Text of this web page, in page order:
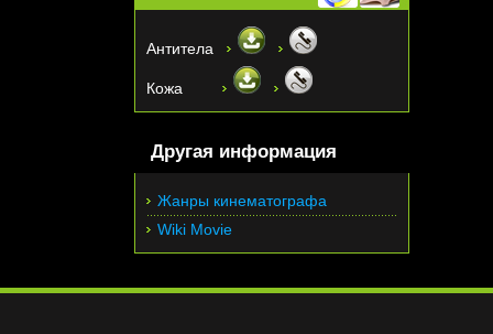
Антитела
Кожа
Другая информация
Жанры кинематографа
Wiki Movie